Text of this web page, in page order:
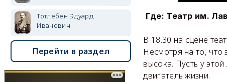
Где: Театр им.
В 18.30 на сцене
Несмотря на то, что
высока. Пусть у
двигатель жизни.
Тотлебен Эдуард
Иванович
Перейти в раздел